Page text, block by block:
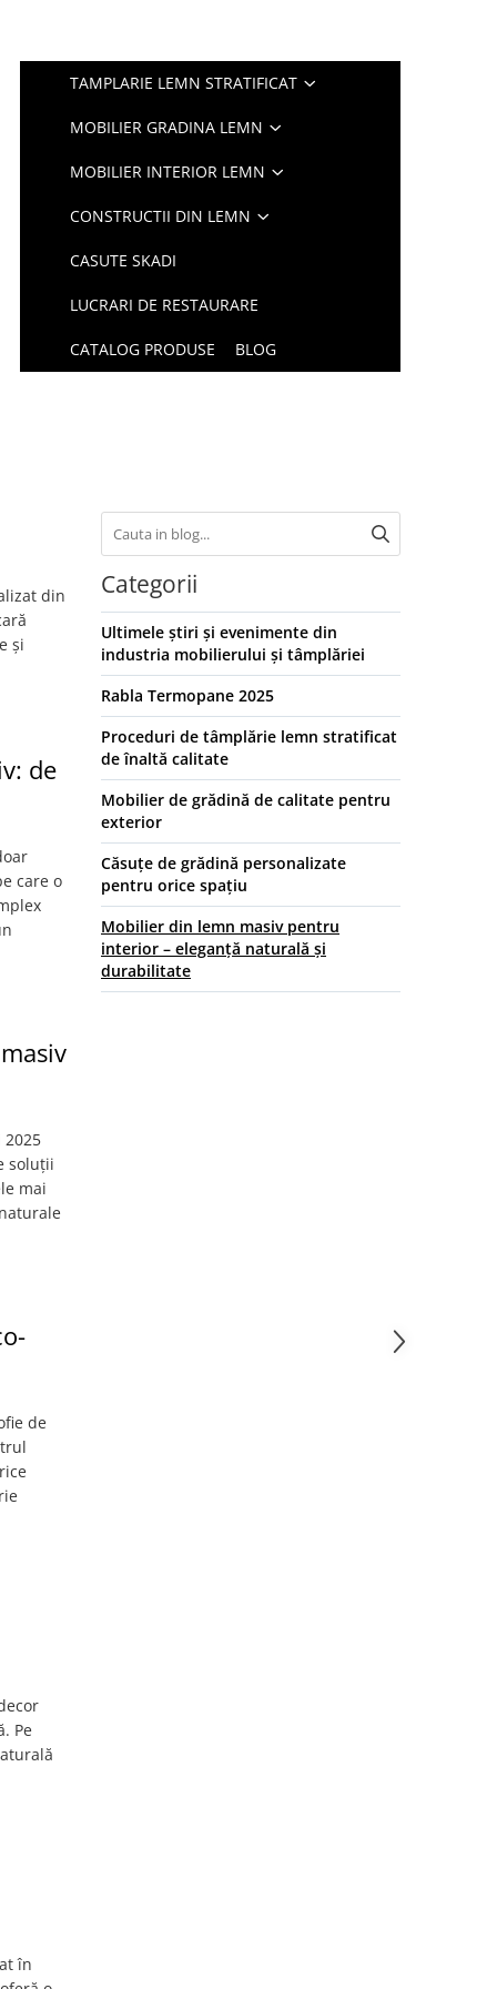
TAMPLARIE LEMN STRATIFICAT
MOBILIER GRADINA LEMN
MOBILIER INTERIOR LEMN
CONSTRUCTII DIN LEMN
CASUTE SKADI
LUCRARI DE RESTAURARE
CATALOG PRODUSE BLOG
din
și
de
care o
soluții
mai
de
Pe
în
Categorii
Ultimele știri și evenimente din
industria mobilierului și tâmplăriei
Rabla Termopane 2025
Proceduri de tâmplărie lemn stratificat
de înaltă calitate
Mobilier de grădină de calitate pentru
exterior
Căsuțe de grădină personalizate
pentru orice spațiu
Mobilier din lemn masiv pentru
interior – eleganță naturală și
durabilitate